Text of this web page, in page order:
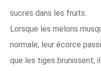
sucres dans les fruits.
Lorsque les melons
normale, leur écorce
que les tiges brunissent,